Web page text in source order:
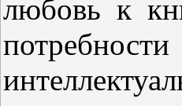
любовь к